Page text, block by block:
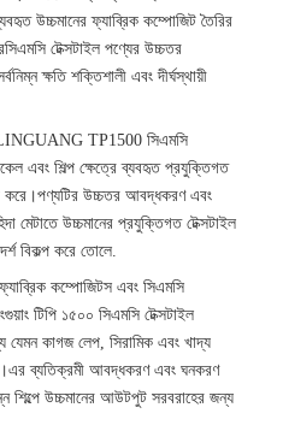
উচ্চমানের ফ্যাব্রিক কম্পোজিট তৈরির
টেক্সটাইল পণ্যের উচ্চতর
ক্ষতি শক্তিশালী এবং দীর্ঘস্থায়ী
TP1500 সিএমসি
এবং শিল্প ক্ষেত্রে ব্যবহৃত প্রযুক্তিগত
করে।পণ্যটির উচ্চতর আবদ্ধকরণ এবং
মেটাতে উচ্চমানের প্রযুক্তিগত টেক্সটাইল
বিকল্প করে তোলে.
কম্পোজিটস এবং সিএমসি
টিপি ১৫০০ সিএমসি টেক্সটাইল
যেমন কাগজ লেপ, সিরামিক এবং খাদ্য
ব্যতিক্রমী আবদ্ধকরণ এবং ঘনকরণ
শিল্পে উচ্চমানের আউটপুট সরবরাহের জন্য